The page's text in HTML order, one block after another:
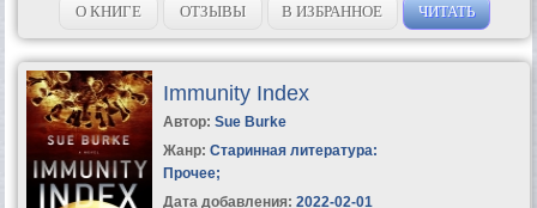
О КНИГЕ ОТЗЫВЫ В ИЗБРАННОЕ ЧИТАТЬ
Immunity Index
Автор: Sue Burke
Жанр: Старинная литература:
Прочее;
Дата добавления: 2022-02-01